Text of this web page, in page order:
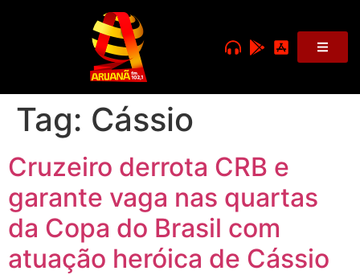
Tag: Cássio
Cruzeiro derrota CRB e
garante vaga nas quartas
da Copa do Brasil com
atuação heróica de Cássio